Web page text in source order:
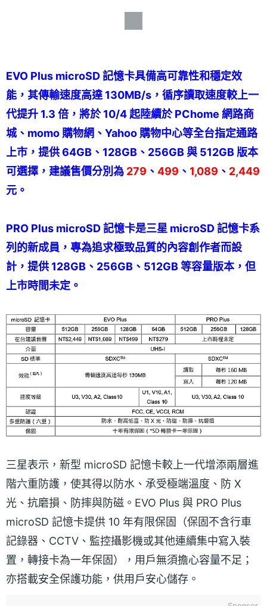
EVO Plus microSD 記憶卡具備高可靠性和穩定效
能，其傳輸速度高達 130MB/s，循序讀取速度較上一
代提升 1.3 倍，將於 10/4 起陸續於 PChome 網路商
城、momo 購物網、Yahoo 購物中心等全台指定通路
上市，提供 64GB、128GB、256GB 與 512GB 版本
可選擇，建議售價分別為 279 、 499 、 1,089 、 2,449
元。
PRO Plus microSD 記憶卡是三星 microSD 記憶卡系
列的新成員，專為追求極致品質的內容創作者而設
計，提供 128GB、256GB、512GB 等容量版本，但
上市時間未定。
三星表示，新型 microSD 記憶卡較上一代增添兩層進
階六重防護，使其得以防水、承受極端溫度、防 X
光、抗磨損、防摔與防磁。EVO Plus 與 PRO Plus
microSD 記憶卡提供 10 年有限保固（保固不含行車
記錄器、CCTV、監控攝影機或其他連續集中寫入裝
置，轉接卡為一年保固），用戶無須擔心容量不足；
亦搭載安全保護功能，供用戶安心儲存。